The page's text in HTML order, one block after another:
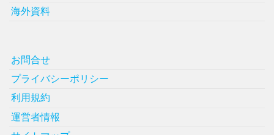
海外資料
お問合せ
プライバシーポリシー
利用規約
運営者情報